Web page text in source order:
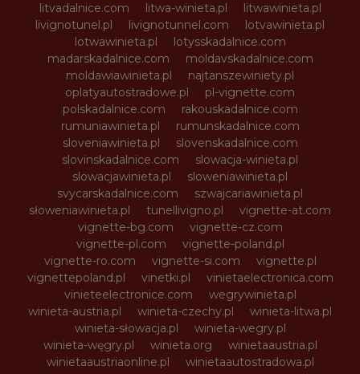
litvadalnice.com
litwa-winieta.pl
litwawinieta.pl
livignotunel.pl
livignotunnel.com
lotvawinieta.pl
lotwawinieta.pl
lotysskadalnice.com
madarskadalnice.com
moldavskadalnice.com
moldawiawinieta.pl
najtanszewiniety.pl
oplatyautostradowe.pl
pl-vignette.com
polskadalnice.com
rakouskadalnice.com
rumuniawinieta.pl
rumunskadalnice.com
sloveniawinieta.pl
slovenskadalnice.com
slovinskadalnice.com
slowacja-winieta.pl
slowacjawinieta.pl
sloweniawinieta.pl
svycarskadalnice.com
szwajcariawinieta.pl
słoweniawinieta.pl
tunellivigno.pl
vignette-at.com
vignette-bg.com
vignette-cz.com
vignette-pl.com
vignette-poland.pl
vignette-ro.com
vignette-si.com
vignette.pl
vignettepoland.pl
vinetki.pl
vinietaelectronica.com
vinieteelectronice.com
wegrywinieta.pl
winieta-austria.pl
winieta-czechy.pl
winieta-litwa.pl
winieta-słowacja.pl
winieta-wegry.pl
winieta-węgry.pl
winieta.org
winietaaustria.pl
winietaaustriaonline.pl
winietaautostradowa.pl